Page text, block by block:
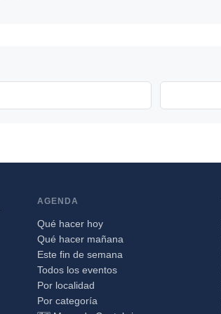
AGENDA
Qué hacer hoy
Qué hacer mañana
Este fin de semana
Todos los eventos
Por localidad
Por categoría